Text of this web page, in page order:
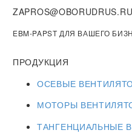
ZAPROS@OBORUDRUS.RU
EBM-PAPST ДЛЯ ВАШЕГО
ПРОДУКЦИЯ
ОСЕВЫЕ
МОТОРЫ
ТАНГЕНЦИАЛЬНЫЕ